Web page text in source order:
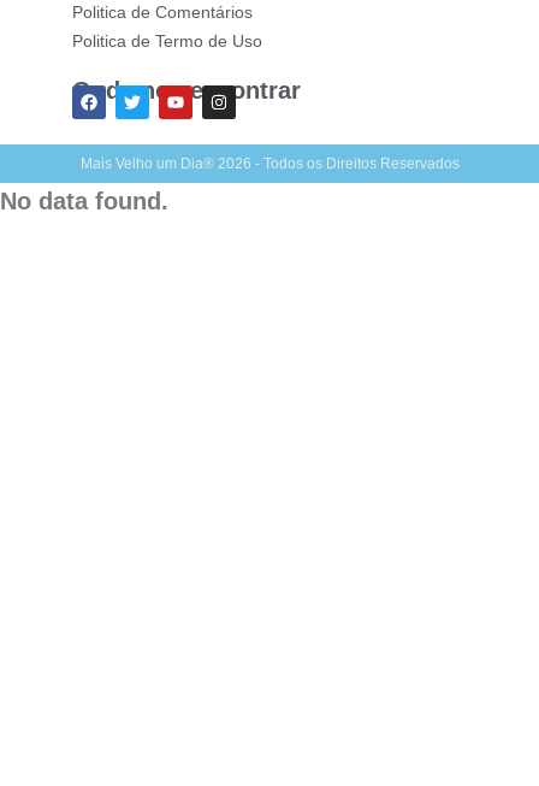
Politica de Comentários
Politica de Termo de Uso
Onde nos encontrar
Mais Velho um Dia® 2026 - Todos os Direitos Reservados
No data found.